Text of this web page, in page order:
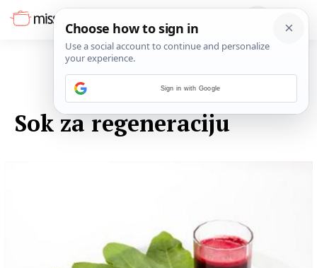
Sok za regeneraciju
Sign in with Google